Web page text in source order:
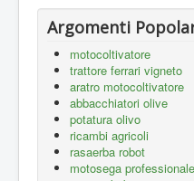
Argomenti
motocoltivatore
trattore ferrari vigneto
aratro motocoltivatore
abbacchiatori olive
potatura olivo
ricambi agricoli
rasaerba robot
motosega professionale